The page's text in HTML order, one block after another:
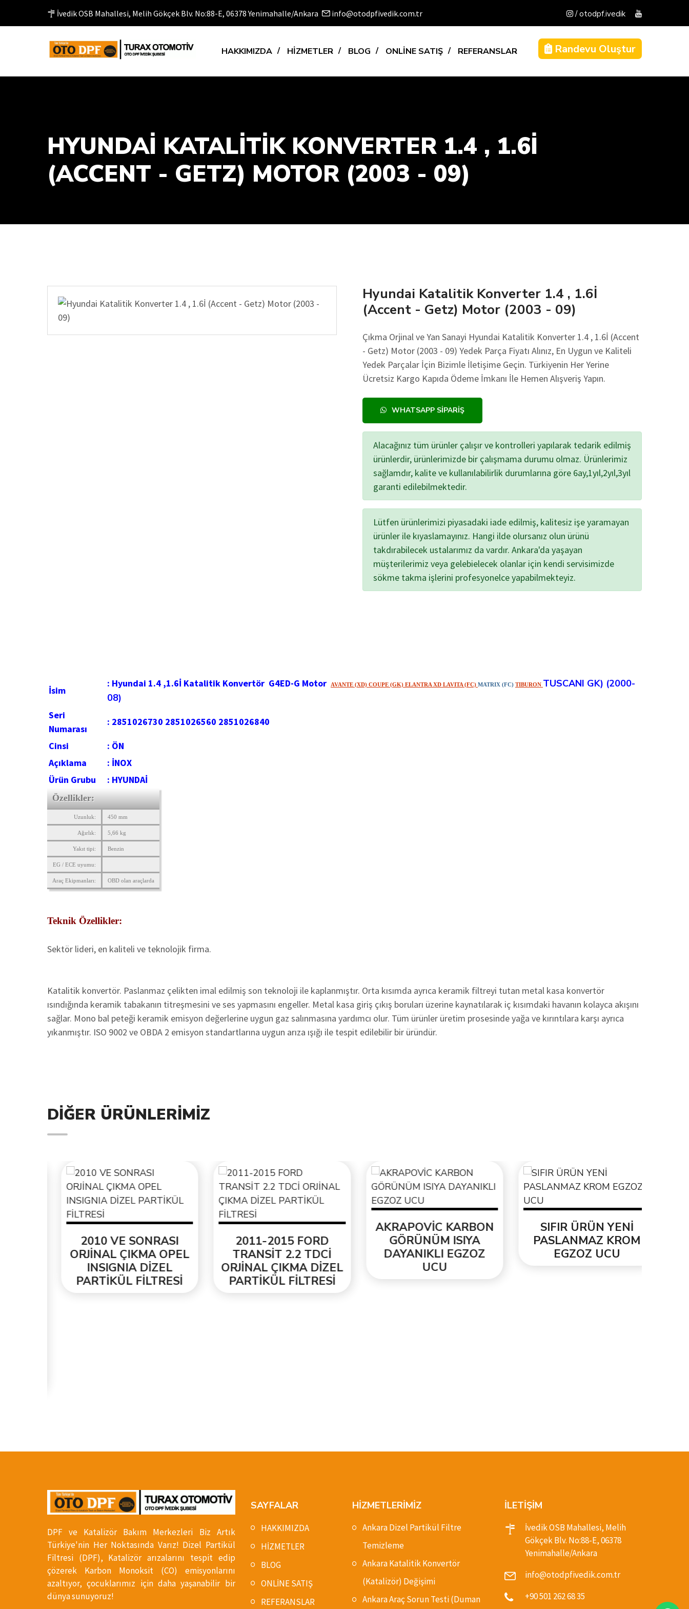
İvedik OSB Mahallesi, Melih Gökçek Blv. No:88-E, 06378 Yenimahalle/Ankara info@otodpfivedik.com.tr / otodpf.ivedik
HAKKIMIZDA HİZMETLER BLOG ONLİNE SATIŞ REFERANSLAR Randevu Oluştur
HYUNDAI KATALITIK KONVERTER 1.4 , 1.6İ
(ACCENT - GETZ) MOTOR (2003 - 09)
Hyundai Katalitik Konverter 1.4 , 1.6İ
(Accent - Getz) Motor (2003 - 09)
Çıkma Orjinal ve Yan Sanayi Hyundai Katalitik Konverter 1.4 , 1.6İ (Accent
- Getz) Motor (2003 - 09) Yedek Parça Fiyatı Alınız, En Uygun ve Kaliteli
Yedek Parçalar İçin Bizimle İletişime Geçin. Türkiyenin Her Yerine
Ücretsiz Kargo Kapıda Ödeme İmkanı İle Hemen Alışveriş Yapın.
WHATSAPP SIPARIŞ
Alacağınız tüm ürünler çalışır ve kontrolleri yapılarak tedarik edilmiş
ürünlerdir, ürünlerimizde bir çalışmama durumu olmaz. Ürünlerimiz
sağlamdır, kalite ve kullanılabilirlik durumlarına göre 6ay,1yıl,2yıl,3yıl
garanti edilebilmektedir.
Lütfen ürünlerimizi piyasadaki iade edilmiş, kalitesiz işe yaramayan
ürünler ile kıyaslamayınız. Hangi ilde olursanız olun ürünü
takdırabilecek ustalarımız da vardır. Ankara'da yaşayan
müşterilerimiz veya gelebielecek olanlar için kendi servisimizde
sökme takma işlerini profesyonelce yapabilmekteyiz.
İsim
: Hyundai 1.4 ,1.6İ Katalitik Konvertör G4ED-G Motor AVANTE (XD) COUPE (GK) ELANTRA XD LAVITA (FC) MATRIX (FC) TIBURON TUSCANI GK) (2000-
08)
Seri
Numarası
: 2851026730 2851026560 2851026840
Cinsi : ÖN
Açıklama
: İNOX
Ürün Grubu
: HYUNDAİ
Özellikler:
Uzunluk: 450 mm
Ağırlık: 5,66 kg
Yakıt tipi: Benzin
EG / ECE uyumu:
Araç Ekipmanları: OBD olan araçlarda
Teknik Özellikler:
Sektör lideri, en kaliteli ve teknolojik firma.
Katalitik konvertör. Paslanmaz çelikten imal edilmiş son teknoloji ile kaplanmıştır. Orta kısımda ayrıca keramik filtreyi tutan metal kasa konvertör
ısındığında keramik tabakanın titreşmesini ve ses yapmasını engeller. Metal kasa giriş çıkış boruları üzerine kaynatılarak iç kısımdaki havanın kolayca akışını
sağlar. Mono bal peteği keramik emisyon değerlerine uygun gaz salınmasına yardımcı olur. Tüm ürünler üretim prosesinde yağa ve kırıntılara karşı ayrıca
yıkanmıştır. ISO 9002 ve OBDA 2 emisyon standartlarına uygun arıza ışığı ile tespit edilebilir bir üründür.
DIĞER ÜRÜNLERIMIZ
2010 VE SONRASI
ORJİNAL ÇIKMA OPEL
INSIGNIA DİZEL
PARTİKÜL FİLTRESİ
2011-2015 FORD
TRANSİT 2.2 TDCİ
ORJİNAL ÇIKMA DİZEL
PARTİKÜL FİLTRESİ
AKRAPOVİC KARBON
GÖRÜNÜM ISIYA
DAYANIKLI EGZOZ
UCU
SIFIR ÜRÜN YENİ
PASLANMAZ KROM
EGZOZ UCU
DPF ve Katalizör Bakım Merkezleri Biz Artık
Türkiye'nin Her Noktasında Varız! Dizel Partikül
Filtresi (DPF), Katalizör arızalarını tespit edip
çözerek Karbon Monoksit (CO) emisyonlarını
azaltıyor, çocuklarımız için daha yaşanabilir bir
dünya sunuyoruz!
SAYFALAR
HAKKIMIZDA
HİZMETLER
BLOG
ONLİNE SATIŞ
REFERANSLAR
HİZMETLERİMİZ
Ankara Dizel Partikül Filtre
Temizleme
Ankara Katalitik Konvertör
(Katalizör) Değişimi
Ankara Araç Sorun Testi (Duman
İLETİŞİM
İvedik OSB Mahallesi, Melih
Gökçek Blv. No:88-E, 06378
Yenimahalle/Ankara
info@otodpfivedik.com.tr
+90 501 262 68 35